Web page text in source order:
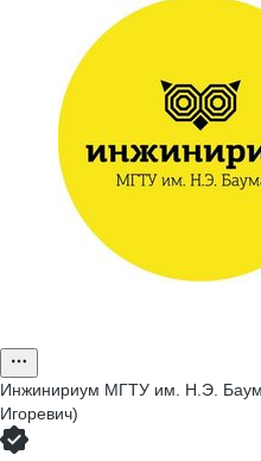
Инжинириум МГТУ им. Н.Э.
Игоревич)